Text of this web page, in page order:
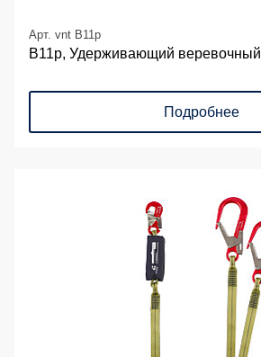
Арт. vnt B11p
В11р, Удерживающий веревочный
Подробнее